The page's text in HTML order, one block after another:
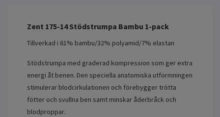
Zent 175-14 Stödstrumpa Bambu 1-pack
Tillverkad i 61% bambu/32% polyamid/7% elastan
Stödstrumpa med graderad kompression som ger extra
energi åt benen. Den speciella anatomiska utformningen
stimulerar blodcirkulationen och förebygger trötta
fötter och svullna ben samt minskar åderbråck och
blodproppar.